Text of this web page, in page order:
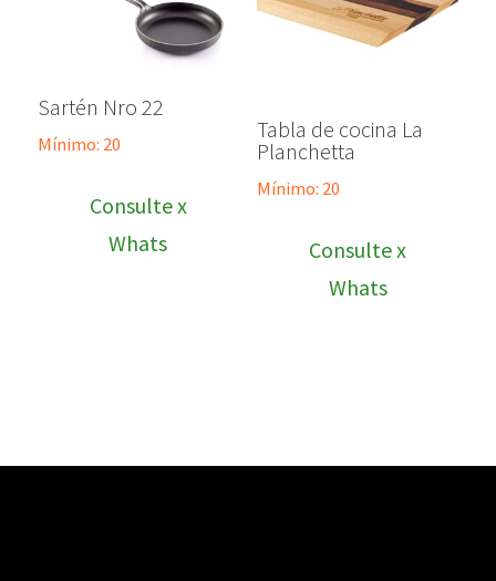
Sartén Nro 22
Mínimo: 20
Consulte x
Whats
Tabla de cocina La
Planchetta
Mínimo: 20
Consulte x
Whats